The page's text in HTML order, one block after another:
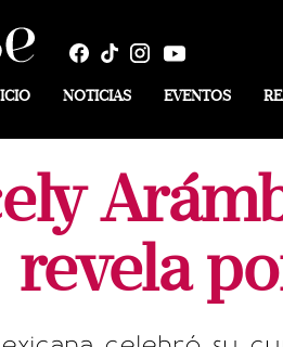
NOTICIAS EVENTOS
revela